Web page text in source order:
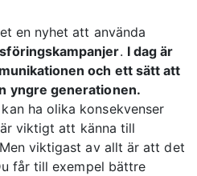
en nyhet att använda
. I dag är
och ett sätt att
yngre generationen.
ha olika konsekvenser
viktigt att känna till
viktigast av allt är att det
får till exempel bättre